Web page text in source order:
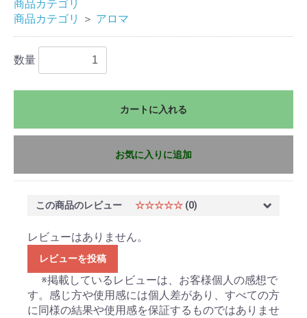
商品カテゴリ
商品カテゴリ
＞ アロマ
数量
カートに入れる
お気に入りに追加
この商品のレビュー ☆☆☆☆☆ (0)
レビューはありません。
レビューを投稿
※掲載しているレビューは、お客様個人の感想で
す。感じ方や使用感には個人差があり、すべての方
に同様の結果や使用感を保証するものではありませ